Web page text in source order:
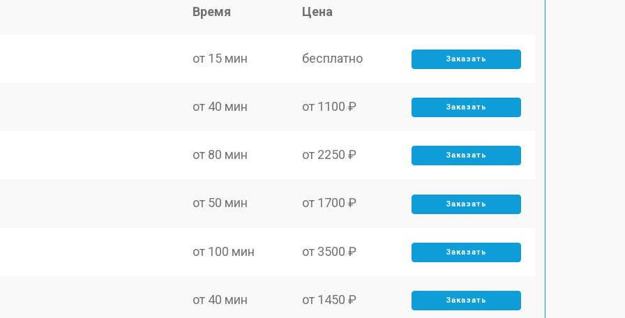
Время Цена
от 15 мин бесплатно Заказать
от 40 мин от 1100 ₽ Заказать
от 80 мин от 2250 ₽ Заказать
от 50 мин от 1700 ₽ Заказать
от 100 мин от 3500 ₽ Заказать
от 40 мин от 1450 ₽ Заказать